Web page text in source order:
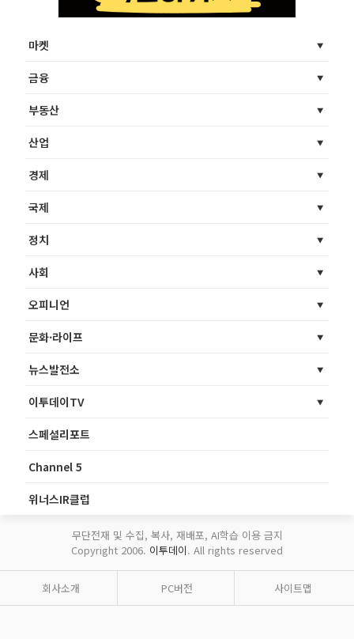
마켓
금융
부동산
산업
경제
국제
정치
사회
오피니언
문화·라이프
뉴스발전소
이투데이TV
스페셜리포트
Channel 5
위너스IR클럽
무단전재 및 수집, 복사, 재배포, AI학습 이용 금지
Copyright 2006. 이투데이. All rights reserved
회사소개 PC버전 사이트맵